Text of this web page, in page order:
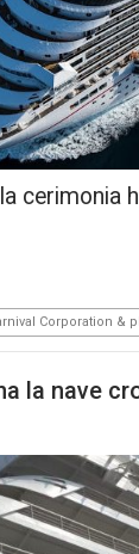
cerimonia
Corporation &
la nave